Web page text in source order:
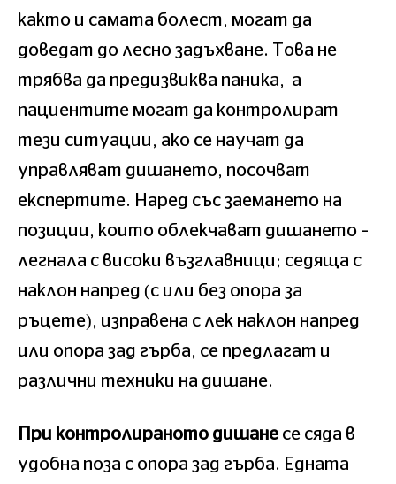
както и самата болест, могат да
доведат до лесно задъхване. Това не
трябва да предизвиква паника, а
пациентите могат да контролират
тези ситуации, ако се научат да
управляват дишането, посочват
експертите. Наред със заемането на
позиции, които облекчават дишането –
легнала с високи възглавници; седяща с
наклон напред (с или без опора за
ръцете), изправена с лек наклон напред
или опора зад гърба, се предлагат и
различни техники на дишане.
При контролираното дишане се сяда в
удобна поза с опора зад гърба. Едната